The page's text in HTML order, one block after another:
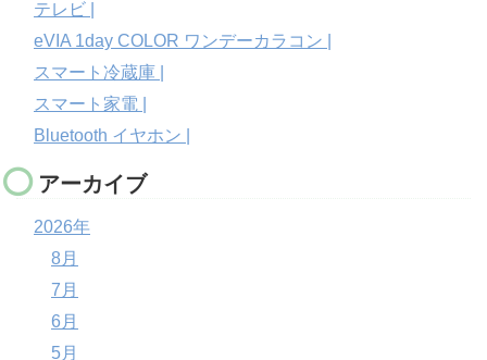
テレビ |
eVIA 1day COLOR ワンデーカラコン |
スマート冷蔵庫 |
スマート家電 |
Bluetooth イヤホン |
アーカイブ
2026年
8月
7月
6月
5月